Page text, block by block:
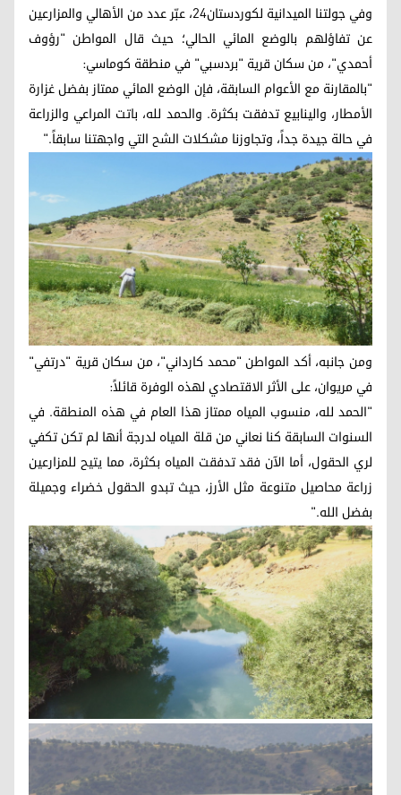
وفي جولتنا الميدانية لكوردستان24، عبّر عدد من الأهالي والمزارعين
عن تفاؤلهم بالوضع المائي الحالي؛ حيث قال المواطن "رؤوف
أحمدي"، من سكان قرية "بردسبي" في منطقة كوماسي:
"بالمقارنة مع الأعوام السابقة، فإن الوضع المائي ممتاز بفضل غزارة
الأمطار، والينابيع تدفقت بكثرة. والحمد لله، باتت المراعي والزراعة
في حالة جيدة جداً، وتجاوزنا مشكلات الشح التي واجهتنا سابقاً."
ومن جانبه، أكد المواطن "محمد كارداني"، من سكان قرية "درتفي"
في مريوان، على الأثر الاقتصادي لهذه الوفرة قائلاً:
"الحمد لله، منسوب المياه ممتاز هذا العام في هذه المنطقة. في
السنوات السابقة كنا نعاني من قلة المياه لدرجة أنها لم تكن تكفي
لري الحقول، أما الآن فقد تدفقت المياه بكثرة، مما يتيح للمزارعين
زراعة محاصيل متنوعة مثل الأرز، حيث تبدو الحقول خضراء وجميلة
بفضل الله."